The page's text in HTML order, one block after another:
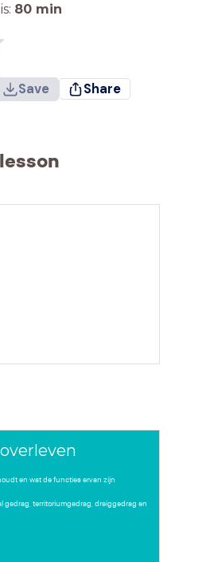
80 min
Save Share
overleven
en wat de functies ervan zijn
gedrag, territoriumgedrag, dreiggedrag en